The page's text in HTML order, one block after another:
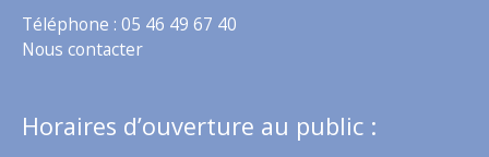
Téléphone : 05 46 49 67 40
Nous contacter
Horaires d’ouverture au public :